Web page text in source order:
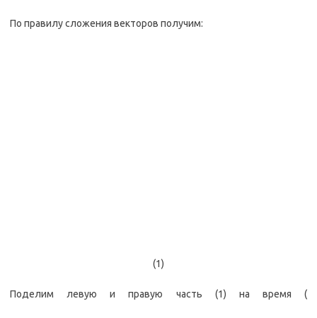
По правилу сложения векторов получим:
(1)
Поделим левую и правую часть (1) на время (